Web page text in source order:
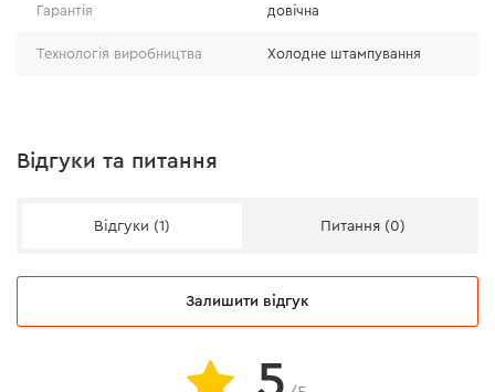
Гарантія довічна
Технологія виробництва Холодне штампування
Відгуки та питання
Відгуки (1) Питання (0)
Залишити відгук